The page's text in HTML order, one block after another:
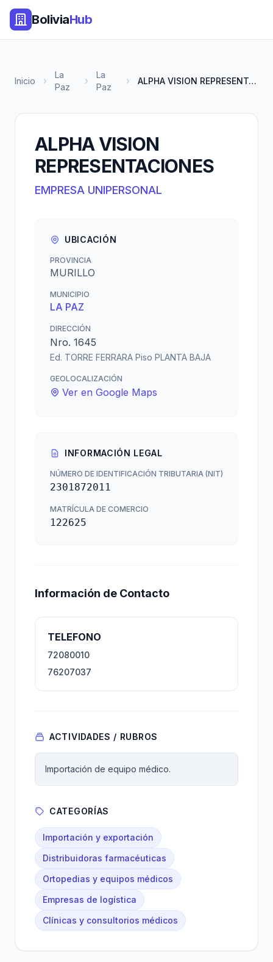
BoliviaHub
Inicio
La
Paz
La
Paz
ALPHA VISION REPRESENTACIONES
ALPHA VISION
REPRESENTACIONES
EMPRESA UNIPERSONAL
UBICACIÓN
PROVINCIA
MURILLO
MUNICIPIO
LA PAZ
DIRECCIÓN
Nro. 1645
Ed. TORRE FERRARA Piso PLANTA BAJA
GEOLOCALIZACIÓN
Ver en Google Maps
INFORMACIÓN LEGAL
NÚMERO DE IDENTIFICACIÓN TRIBUTARIA (NIT)
2301872011
MATRÍCULA DE COMERCIO
122625
Información de Contacto
TELEFONO
72080010
76207037
ACTIVIDADES / RUBROS
Importación de equipo médico.
CATEGORÍAS
Importación y exportación
Distribuidoras farmacéuticas
Ortopedias y equipos médicos
Empresas de logística
Clínicas y consultorios médicos